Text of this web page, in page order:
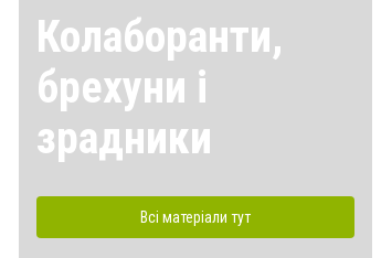
Колаборанти,
брехуни і
зрадники
Всі матеріали тут